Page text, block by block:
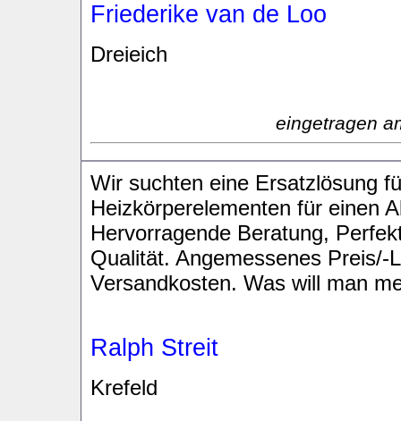
Friederike van de Loo
Dreieich
eingetragen
Wir suchten eine Ersatzlösung
Heizkörperelementen für einen
Hervorragende Beratung,
Qualität. Angemessenes Preis/-
Versandkosten. Was will man
Ralph Streit
Krefeld